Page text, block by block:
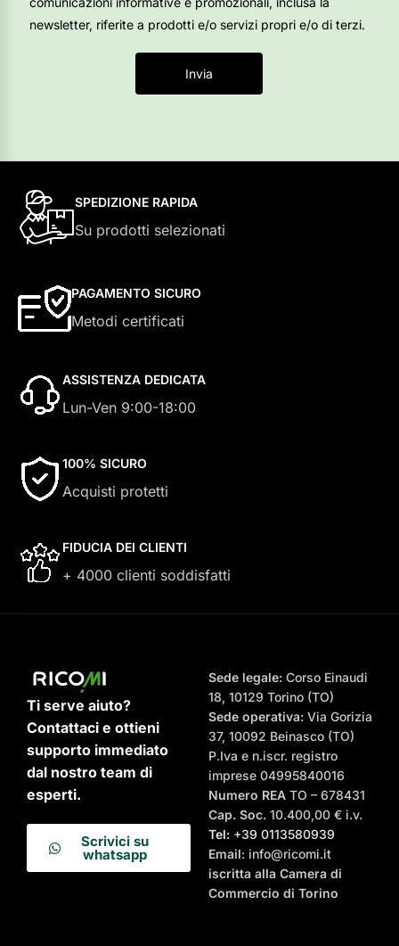
newsletter, riferite a prodotti e/o servizi propri e/o di terzi.
Invia
SPEDIZIONE RAPIDA
Su prodotti selezionati
PAGAMENTO SICURO
Metodi certificati
ASSISTENZA DEDICATA
Lun-Ven 9:00-18:00
100% SICURO
Acquisti protetti
FIDUCIA DEI CLIENTI
+ 4000 clienti soddisfatti
Ti serve aiuto?
Contattaci e ottieni
supporto immediato
dal nostro team di
esperti.
Scrivici su
whatsapp
Sede legale:Corso Einaudi
18, 10129 Torino (TO)
Sede operativa:Via Gorizia
37, 10092 Beinasco (TO)
P.Iva e n.iscr. registro
imprese 04995840016
Numero REA TO – 678431
Cap. Soc.10.400,00 € i.v.
Tel:+39 0113580939
Email: info@ricomi.it
iscritta alla Camera di
Commercio di Torino